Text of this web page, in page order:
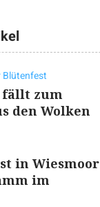
Blütenfest
fällt zum
den Wolken
in Wiesmoor
im